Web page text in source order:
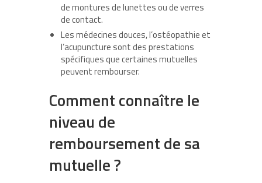
de montures de lunettes ou de verres
de contact.
Les médecines douces, l’ostéopathie et
l’acupuncture sont des prestations
spécifiques que certaines mutuelles
peuvent rembourser.
Comment connaître le
niveau de
remboursement de sa
mutuelle ?